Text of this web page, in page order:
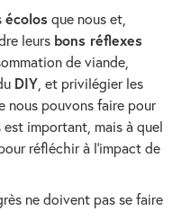
écolos que nous et,
leurs bons réflexes
de viande,
DIY, et privilégier les
nous pouvons faire pour
important, mais à quel
réfléchir à l’impact de
ne doivent pas se faire